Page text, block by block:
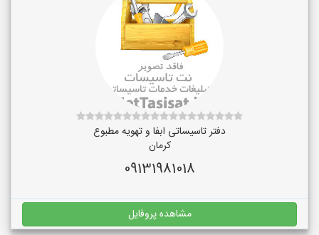
دفتر تاسیساتی ابفا و تهویه مطبوع
کرمان
09131981018
مشاهده پروفایل